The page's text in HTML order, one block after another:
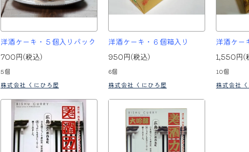
洋酒ケーキ・５個入りパック
700円(税込)
5個
株式会社 くにひろ屋
洋酒ケーキ・６個箱入り
950円(税込)
6個
株式会社 くにひろ屋
洋酒ケー
1,550円(
10個
株式会社